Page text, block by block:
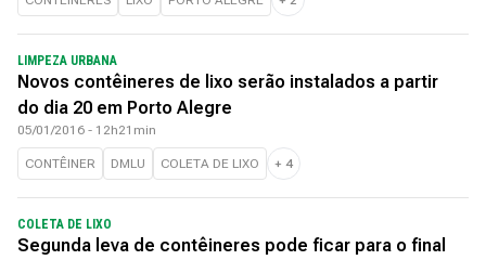
LIMPEZA URBANA
Novos contêineres de lixo serão instalados a partir
do dia 20 em Porto Alegre
05/01/2016 - 12h21min
CONTÊINER DMLU COLETA DE LIXO + 4
COLETA DE LIXO
Segunda leva de contêineres pode ficar para o final